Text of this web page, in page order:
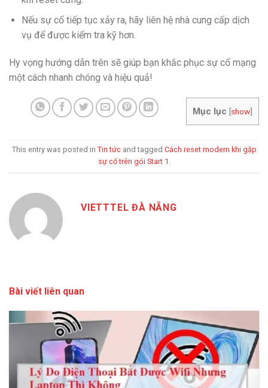
Nếu sự cố tiếp tục xảy ra, hãy liên hệ nhà cung cấp dịch
vụ để được kiểm tra kỹ hơn.
Hy vọng hướng dẫn trên sẽ giúp bạn khắc phục sự cố mạng
một cách nhanh chóng và hiệu quả!
Mục lục [show]
This entry was posted in Tin tứcand tagged Cách reset modem khi gặp
sự cố trên gói Start 1 .
VIETTTEL ĐÀ NẴNG
Bài viết liên quan